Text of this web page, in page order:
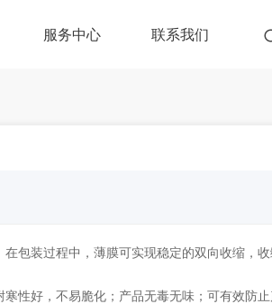
服务中心 联系我们
包装过程中，薄膜可实现稳定的双向收缩，
性好，不易脆化；产品无毒无味；可有效防